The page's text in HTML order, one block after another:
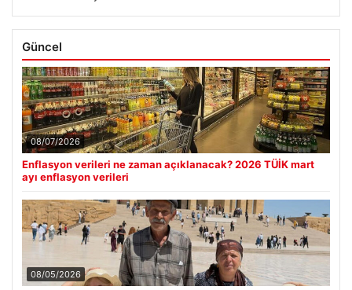
Güncel
08/07/2026
Enflasyon verileri ne zaman açıklanacak? 2026 TÜİK mart
ayı enflasyon verileri
08/05/2026